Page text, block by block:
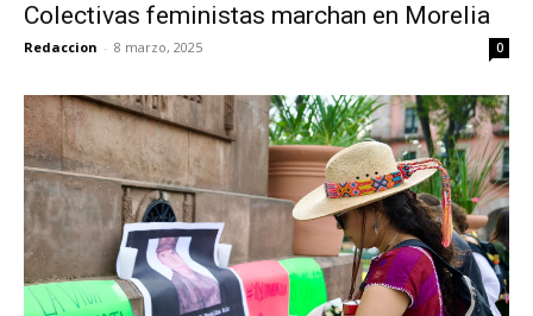
Colectivas feministas marchan en Morelia
Redaccion - 8 marzo, 2025 0